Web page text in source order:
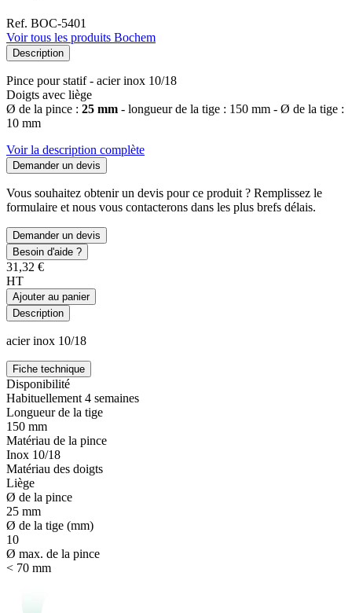
Ref. BOC-5401
Voir tous les produits Bochem
Description
Pince pour statif - acier inox 10/18
Doigts avec liège
Ø de la pince : 25 mm - longueur de la tige : 150 mm - Ø de la tige :
10 mm
Voir la description complète
Demander un devis
Vous souhaitez obtenir un devis pour ce produit ? Remplissez le
formulaire et nous vous contacterons dans les plus brefs délais.
Demander un devis
Besoin d'aide ?
31,32 €
HT
Ajouter au panier
Description
acier inox 10/18
Fiche technique
Disponibilité
Habituellement 4 semaines
Longueur de la tige
150 mm
Matériau de la pince
Inox 10/18
Matériau des doigts
Liège
Ø de la pince
25 mm
Ø de la tige (mm)
10
Ø max. de la pince
< 70 mm